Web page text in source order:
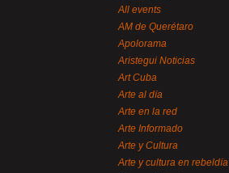
All events
AM de Querétaro
Apolorama
Aristegui Noticias
Art Cuba
Arte al día
Arte en la red
Arte Informado
Arte y Cultura
Arte y cultura en rebeldía